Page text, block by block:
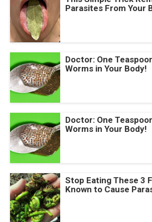
Parasites From Your
Doctor: One
Worms in Your Body!
Doctor: One
Worms in Your Body!
Stop Eating These 3
Known to Cause